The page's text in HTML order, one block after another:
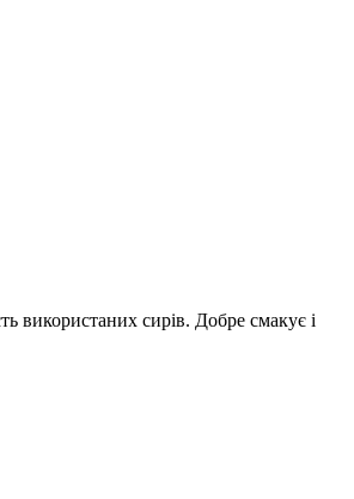
використаних сирів. Добре смакує і